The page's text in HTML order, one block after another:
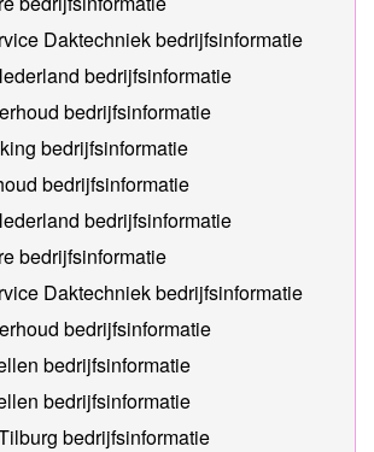
Daktechniek bedrijfsinformatie
bedrijfsinformatie
bedrijfsinformatie
bedrijfsinformatie
bedrijfsinformatie
bedrijfsinformatie
bedrijfsinformatie
Daktechniek bedrijfsinformatie
bedrijfsinformatie
bedrijfsinformatie
bedrijfsinformatie
bedrijfsinformatie